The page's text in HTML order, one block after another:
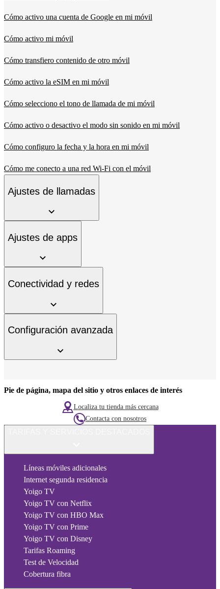
Cómo activo una cuenta de Google en mi móvil
Cómo activo mi móvil
Cómo transfiero contenido de otro móvil
Cómo activo la eSIM en mi móvil
Cómo selecciono el tono de llamada de mi móvil
Cómo activo o desactivo el modo sin sonido en mi móvil
Cómo configuro la fecha y la hora en mi móvil
Cómo me conecto a una red Wi-Fi con el móvil
Ajustes de llamadas
Ajustes de apps
Conectividad y redes
Configuración avanzada
Pie de página, mapa del sitio y otros enlaces de interés
Localiza tu tienda más cercana
Contacta con nosotros
Líneas móviles adicionales
Internet segunda residencia
Yoigo TV
Yoigo TV con Netflix
Yoigo TV con HBO Max
Yoigo TV con Prime
Yoigo TV con Disney
Tarifas Roaming
Test de Velocidad
Cobertura fibra